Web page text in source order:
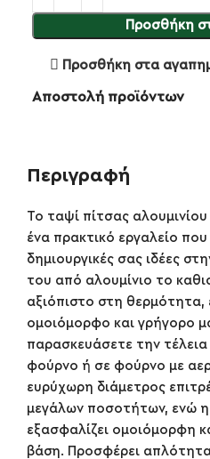
Προσθήκη
Προσθήκη στα
Αποστολή προϊόντων
Περιγραφή
Το ταψί πίτσας αλουμινίου
ένα πρακτικό εργαλείο που
δημιουργικές σας ιδέες
του από αλουμίνιο το
αξιόπιστο στη θερμότητα,
ομοιόμορφo και γρήγορo
παρασκευάσετε την
φούρνο ή σε φούρνο με
ευρύχωρη διάμετρος
μεγάλων ποσοτήτων, ενώ η
εξασφαλίζει ομοιόμορφη
βάση. Προσφέρει